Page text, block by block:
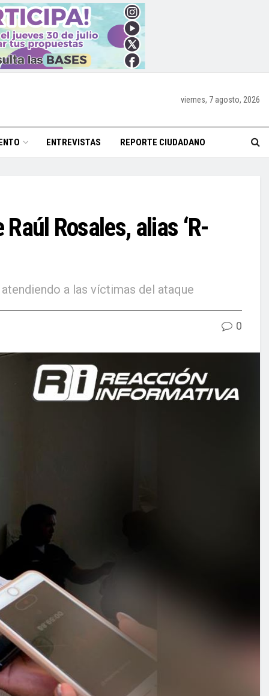
viernes, 7 agosto, 2026
ENTREVISTAS REPORTE CIUDADANO
Rosales, alias ‘R-
a las víctimas del ataque
0